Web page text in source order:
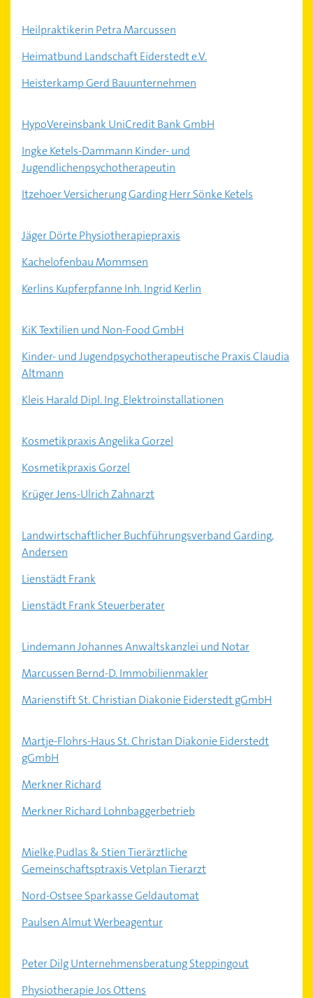
Heilpraktikerin Petra Marcussen
Heimatbund Landschaft Eiderstedt e.V.
Heisterkamp Gerd Bauunternehmen
HypoVereinsbank UniCredit Bank GmbH
Ingke Ketels-Dammann Kinder- und
Jugendlichenpsychotherapeutin
Itzehoer Versicherung Garding Herr Sönke Ketels
Jäger Dörte Physiotherapiepraxis
Kachelofenbau Mommsen
Kerlins Kupferpfanne Inh. Ingrid Kerlin
KiK Textilien und Non-Food GmbH
Kinder- und Jugendpsychotherapeutische Praxis Claudia
Altmann
Kleis Harald Dipl. Ing. Elektroinstallationen
Kosmetikpraxis Angelika Gorzel
Kosmetikpraxis Gorzel
Krüger Jens-Ulrich Zahnarzt
Landwirtschaftlicher Buchführungsverband Garding,
Andersen
Lienstädt Frank
Lienstädt Frank Steuerberater
Lindemann Johannes Anwaltskanzlei und Notar
Marcussen Bernd-D. Immobilienmakler
Marienstift St. Christian Diakonie Eiderstedt gGmbH
Martje-Flohrs-Haus St. Christan Diakonie Eiderstedt
gGmbH
Merkner Richard
Merkner Richard Lohnbaggerbetrieb
Mielke,Pudlas & Stien Tierärztliche
Gemeinschaftsptraxis Vetplan Tierarzt
Nord-Ostsee Sparkasse Geldautomat
Paulsen Almut Werbeagentur
Peter Dilg Unternehmensberatung Steppingout
Physiotherapie Jos Ottens